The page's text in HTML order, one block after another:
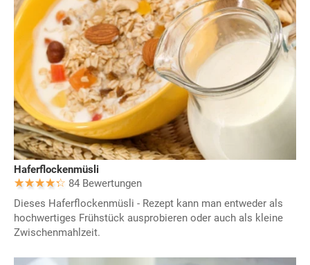
Haferflockenmüsli
84 Bewertungen
Dieses Haferflockenmüsli - Rezept kann man entweder als
hochwertiges Frühstück ausprobieren oder auch als kleine
Zwischenmahlzeit.